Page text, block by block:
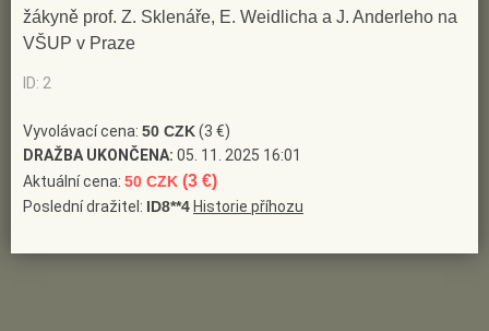
žákyně prof. Z. Sklenáře, E. Weidlicha a J. Anderleho na
VŠUP v Praze
ID: 2
Vyvolávací cena: 50 CZK(3 €)
DRAŽBA UKONČENA: 05. 11. 2025 16:01
Aktuální cena: 50 CZK (3 €)
Poslední dražitel: ID8**4 Historie příhozu